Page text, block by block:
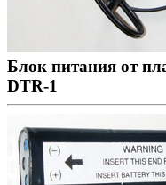
Блок питания от
DTR-1